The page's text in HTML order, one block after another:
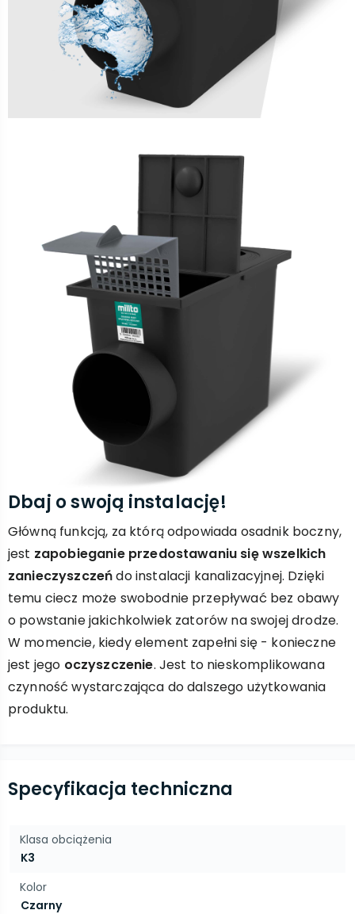
Dbaj o swoją instalację!
Główną funkcją, za którą odpowiada osadnik boczny,
jest zapobieganie przedostawaniu się wszelkich
zanieczyszczeńdo instalacji kanalizacyjnej. Dzięki
temu ciecz może swobodnie przepływać bez obawy
o powstanie jakichkolwiek zatorów na swojej drodze.
W momencie, kiedy element zapełni się - konieczne
jest jego oczyszczenie. Jest to nieskomplikowana
czynność wystarczająca do dalszego użytkowania
produktu.
Specyfikacja techniczna
Klasa obciążenia
K3
Kolor
Czarny